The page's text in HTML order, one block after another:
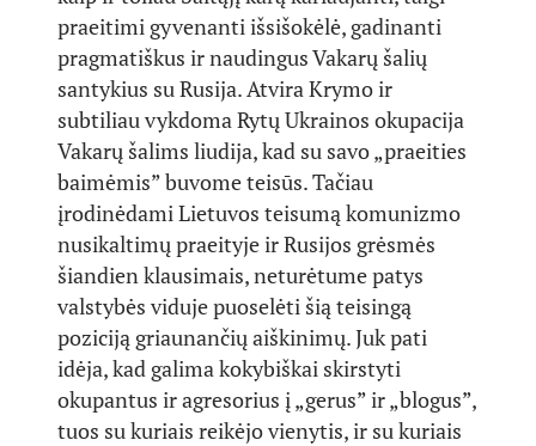
praeitimi gyvenanti išsišokėlė, gadinanti
pragmatiškus ir naudingus Vakarų šalių
santykius su Rusija. Atvira Krymo ir
subtiliau vykdoma Rytų Ukrainos okupacija
Vakarų šalims liudija, kad su savo „praeities
baimėmis” buvome teisūs. Tačiau
įrodinėdami Lietuvos teisumą komunizmo
nusikaltimų praeityje ir Rusijos grėsmės
šiandien klausimais, neturėtume patys
valstybės viduje puoselėti šią teisingą
poziciją griaunančių aiškinimų. Juk pati
idėja, kad galima kokybiškai skirstyti
okupantus ir agresorius į „gerus” ir „blogus”,
tuos su kuriais reikėjo vienytis, ir su kuriais